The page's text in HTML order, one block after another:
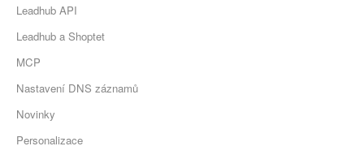
Leadhub API
Leadhub a Shoptet
MCP
Nastavení DNS záznamů
Novinky
Personalizace